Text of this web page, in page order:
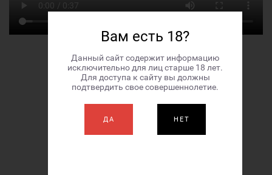
Вам есть 18?
Данный сайт содержит информацию
исключительно для лиц старше 18 лет.
Для доступа к сайту вы должны
подтвердить свое совершеннолетие.
ДА НЕТ